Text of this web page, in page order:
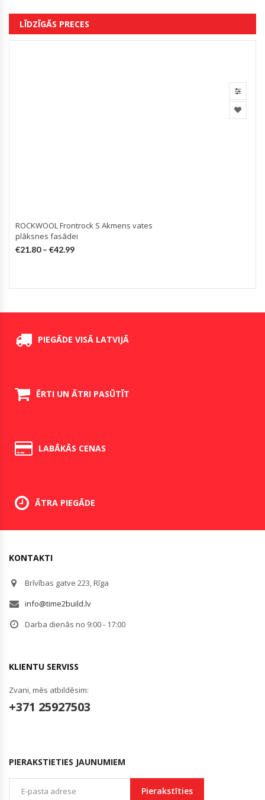
LĪDZĪGĀS PRECES
ROCKWOOL Frontrock S Akmens vates
plāksnes fasādei
€21.80– €42.99
PIEGĀDE VISĀ LATVIJĀ
ĒRTI UN ĀTRI PASŪTĪT
LABĀKĀS CENAS
ĀTRA PIEGĀDE
KONTAKTI
Brīvības gatve 223, Rīga
info@time2build.lv
Darba dienās no 9:00 - 17:00
KLIENTU SERVISS
Zvani, mēs atbildēsim:
+371 25927503
PIERAKSTIETIES JAUNUMIEM
Pierakstīties